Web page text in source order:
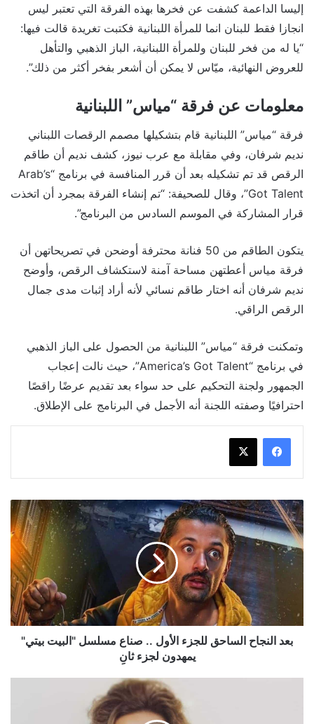
إليسا الداعمة كشفت عن فخرها بهذه الفرقة التي تعتبر ليس
انجازا فقط للبنان انما للمرأة اللبنانية فكتبت تغريدة قالت فيها:
“يا له من فخر للبنان وللمرأة اللبنانية، الباز الذهبي والتأهل
للعروض النهائية، ميّاس لا يمكن أن أشعر بفخر أكثر من ذلك”.
معلومات عن فرقة “مياس” اللبنانية
فرقة “مياس” اللبنانية قام بتشكيلها مصمم الرقصات اللبناني
نديم شرفان، وفي مقابلة مع عرب نيوز، كشف نديم أن طاقم
الرقص قد تم تشكيله بعد أن قرر المنافسة في برنامج “Arab’s
Got Talent”، وقال للصحيفة: “تم إنشاء الفرقة بمجرد أن اتخذت
قرار المشاركة في الموسم السادس من البرنامج”.
يتكون الطاقم من 50 فنانة محترفة أوضحن في تصريحاتهن أن
فرقة مياس أعطتهن مساحة آمنة لاستكشاف الرقص، وأوضح
نديم شرفان أنه اختار طاقم نسائي لأنه أراد إثبات مدى جمال
الرقص الراقي.
وتمكنت فرقة “مياس” اللبنانية من الحصول على الباز الذهبي
في برنامج “America’s Got Talent”، حيث نالت إعجاب
الجمهور ولجنة التحكيم على حد سواء بعد تقديم عرضًا راقصًا
احترافيًا وصفته اللجنة أنه الأجمل في البرنامج على الإطلاق.
بعد
النجاح
الساحق
للجزء
الأول
مسلسل
"البيت
بيتي"بعد النجاح الساحق للجزء الأول .. صناع مسلسل "البيت بيتي"
يمهدون لجزء ثانِ